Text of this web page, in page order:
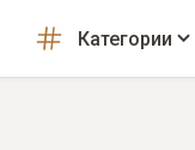
Категории